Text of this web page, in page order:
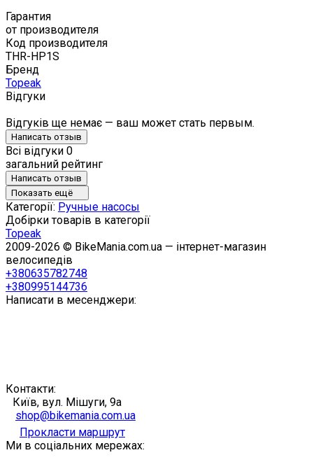
Гарантия
от производителя
Код производителя
THR-HP1S
Бренд
Topeak
Відгуки
Відгуків ще немає — ваш может стать первым.
Написать отзыв
Всі відгуки 0
загальний рейтинг
Написать отзыв
Показать ещё
Категорії: Ручные насосы
Добірки товарів в категорії
Topeak
2009-2026 © BikeMania.com.ua — інтернет-магазин
велосипедів
+380635782748
+380995144736
Написати в месенджери:
Контакти:
Київ, вул. Мішуги, 9а
shop@bikemania.com.ua
Прокласти маршрут
Ми в соціальних мережах: